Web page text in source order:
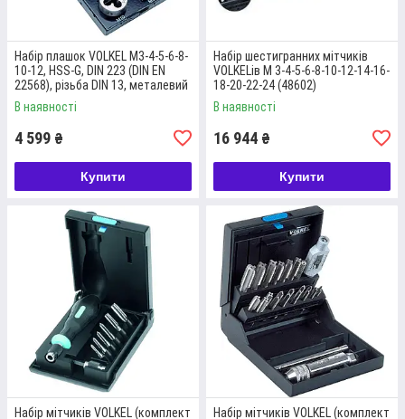
НАБІР МІТЧИКІВ 3 ШТ І ПЛАШОК М3-4-
5-6-7-8-9-10-11-12
+МІТЧИКОТРИМАЧ+ПЛАШКОТРИМАЧ;
HSS-G
Комплект дозволяє робити наскрізні та глухі отвори,
нарізати зовнішнє різьблення. Призначений для
використання вручну. Постачається у металевій касеті.
Докладніше
Набір плашок VOLKEL M3-4-5-6-8-
10-12, HSS-G, DIN 223 (DIN EN
22568), різьба DIN 13, металевий
кейс (49521)
В наявності
4 599 ₴
Купити
Набір шестигранних мітчиків
VOLKELів M 3-4-5-6-8-10-12-14-16-
18-20-22-24 (48602)
В наявності
16 944 ₴
Купити
Набір мітчиків VOLKEL (комплект Набір мітчиків VOLKEL (комплект